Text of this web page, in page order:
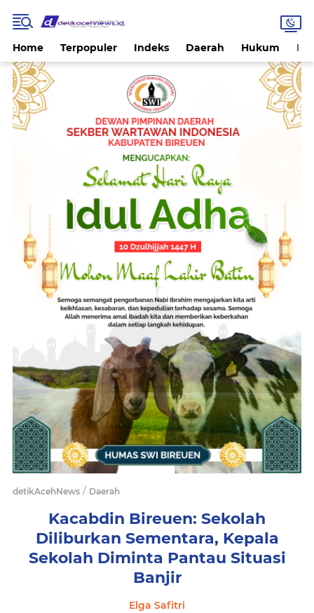
Home Terpopuler Indeks Daerah Hukum
detikAcehNews / Daerah
Kacabdin Bireuen: Sekolah
Diliburkan Sementara, Kepala
Sekolah Diminta Pantau Situasi
Banjir
Elga Safitri